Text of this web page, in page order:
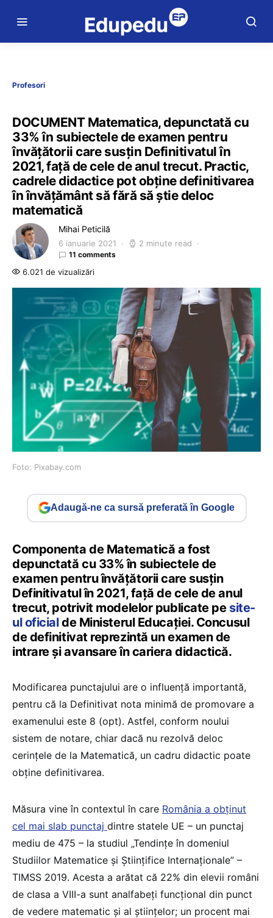
Profesori
DOCUMENT Matematica, depunctată cu
33% în subiectele de examen pentru
învățătorii care susțin Definitivatul în
2021, față de cele de anul trecut. Practic,
cadrele didactice pot obține definitivarea
în învățământ să fără să știe deloc
matematică
Mihai Peticilă
6 ianuarie 2021 2 minute read
11 comments
6.021 de vizualizări
Foto: Pixabay.com
Adaugă-ne ca sursă preferată în Google
Componenta de Matematică a fost
depunctată cu 33% în subiectele de
examen pentru învățătorii care susțin
Definitivatul în 2021, față de cele de anul
trecut, potrivit modelelor publicate pe site-
ul oficialde Ministerul Educației. Concusul
de definitivat reprezintă un examen de
intrare și avansare în cariera didactică.
Modificarea punctajului are o influență importantă,
pentru că la Definitivat nota minimă de promovare a
examenului este 8 (opt). Astfel, conform noului
sistem de notare, chiar dacă nu rezolvă deloc
cerințele de la Matematică, un cadru didactic poate
obține definitivarea.
Măsura vine în contextul în care România a obținut
cel mai slab punctaj dintre statele UE – un punctaj
mediu de 475 – la studiul „Tendințe în domeniul
Studiilor Matematice și Științifice Internaționale” –
TIMSS 2019. Acesta a arătat că 22% din elevii români
de clasa a VIII-a sunt analfabeți funcțional din punct
de vedere matematic și al științelor; un procent mai